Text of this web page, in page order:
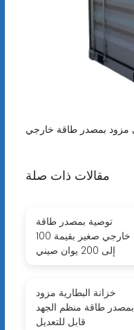
مقالات ذات صلة
توصية بمصدر طاقة
خارجي صغير بقيمة 100
إلى 200 يوان صيني
خزانة البطارية مزود
بمصدر طاقة منظم الجهد
قابل للتعديل